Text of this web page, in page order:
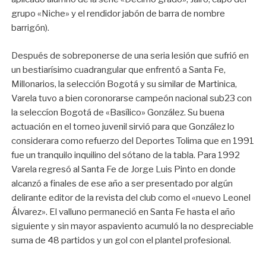
grupo «Niche» y el rendidor jabón de barra de nombre
barrigón).
Después de sobreponerse de una seria lesión que sufrió en
un bestiarísimo cuadrangular que enfrentó a Santa Fe,
Millonarios, la selección Bogotá y su similar de Martinica,
Varela tuvo a bien coronorarse campeón nacional sub23 con
la seleccíon Bogotá de «Basílico» González. Su buena
actuación en el torneo juvenil sirvió para que González lo
considerara como refuerzo del Deportes Tolima que en 1991
fue un tranquilo inquilino del sótano de la tabla. Para 1992
Varela regresó al Santa Fe de Jorge Luis Pinto en donde
alcanzó a finales de ese año a ser presentado por algún
delirante editor de la revista del club como el «nuevo Leonel
Álvarez». El valluno permaneció en Santa Fe hasta el año
siguiente y sin mayor aspaviento acumuló la no despreciable
suma de 48 partidos y un gol con el plantel profesional.